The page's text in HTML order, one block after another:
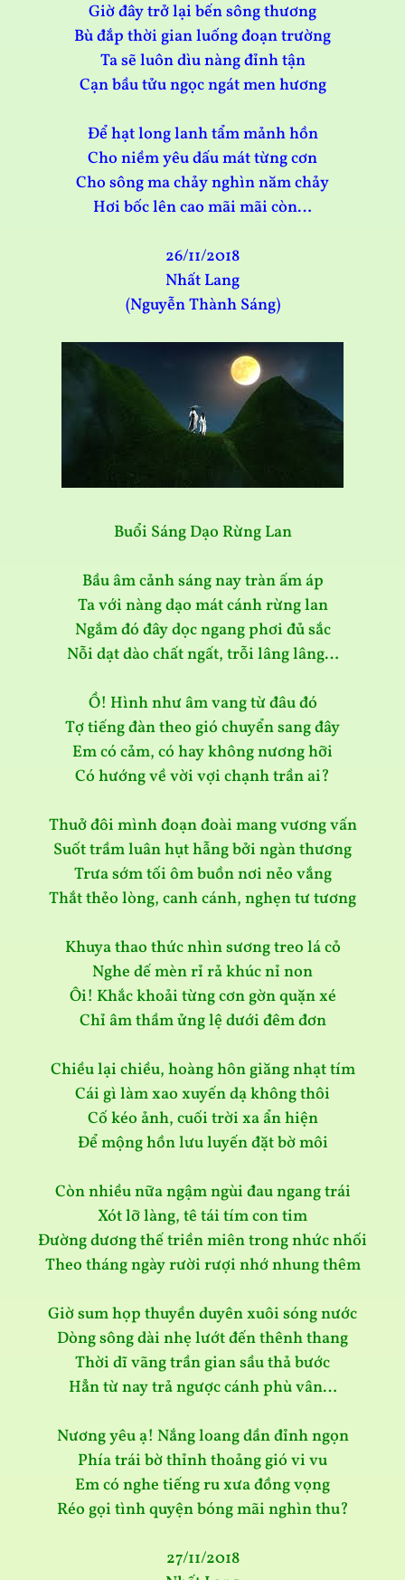
Giờ đây trở lại bến sông thương
Bù đắp thời gian luống đoạn trường
Ta sẽ luôn dìu nàng đỉnh tận
Cạn bầu tửu ngọc ngát men hương
Để hạt long lanh tẩm mảnh hồn
Cho niềm yêu dấu mát từng cơn
Cho sông ma chảy nghìn năm chảy
Hơi bốc lên cao mãi mãi còn…
26/11/2018
Nhất Lang
(Nguyễn Thành Sáng)
Buổi Sáng Dạo Rừng Lan
Bầu âm cảnh sáng nay tràn ấm áp
Ta với nàng dạo mát cánh rừng lan
Ngắm đó đây dọc ngang phơi đủ sắc
Nỗi dạt dào chất ngất, trỗi lâng lâng…
Ồ! Hình như âm vang từ đâu đó
Tợ tiếng đàn theo gió chuyển sang đây
Em có cảm, có hay không nương hỡi
Có hướng về vời vợi chạnh trần ai?
Thuở đôi mình đoạn đoài mang vương vấn
Suốt trầm luân hụt hẫng bởi ngàn thương
Trưa sớm tối ôm buồn nơi nẻo vắng
Thắt thẻo lòng, canh cánh, nghẹn tư tương
Khuya thao thức nhìn sương treo lá cỏ
Nghe dế mèn rỉ rả khúc nỉ non
Ôi! Khắc khoải từng cơn gờn quặn xé
Chỉ âm thầm ửng lệ dưới đêm đơn
Chiều lại chiều, hoàng hôn giăng nhạt tím
Cái gì làm xao xuyến dạ không thôi
Cố kéo ảnh, cuối trời xa ẩn hiện
Để mộng hồn lưu luyến đặt bờ môi
Còn nhiều nữa ngậm ngùi đau ngang trái
Xót lỡ làng, tê tái tím con tim
Đường dương thế triền miên trong nhức nhối
Theo tháng ngày rười rượi nhớ nhung thêm
Giờ sum họp thuyền duyên xuôi sóng nước
Dòng sông dài nhẹ lướt đến thênh thang
Thời dĩ vãng trần gian sầu thả bước
Hẳn từ nay trả ngược cánh phù vân…
Nương yêu ạ! Nắng loang dần đỉnh ngọn
Phía trái bờ thỉnh thoảng gió vi vu
Em có nghe tiếng ru xưa đồng vọng
Réo gọi tình quyện bóng mãi nghìn thu?
27/11/2018